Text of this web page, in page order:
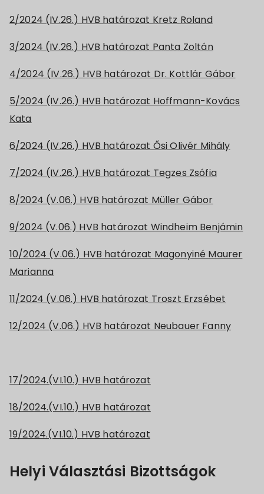
2/2024 (IV.26.) HVB határozat Kretz Roland
3/2024 (IV.26.) HVB határozat Panta Zoltán
4/2024 (IV.26.) HVB határozat Dr. Kottlár Gábor
5/2024 (IV.26.) HVB határozat Hoffmann-Kovács
Kata
6/2024 (IV.26.) HVB határozat Ősi Olivér Mihály
7/2024 (IV.26.) HVB határozat Tegzes Zsófia
8/2024 (V.06.) HVB határozat Müller Gábor
9/2024 (V.06.) HVB határozat Windheim Benjámin
10/2024 (V.06.) HVB határozat Magonyiné Maurer
Marianna
11/2024 (V.06.) HVB határozat Troszt Erzsébet
12/2024 (V.06.) HVB határozat Neubauer Fanny
17/2024.(VI.10.) HVB határozat
18/2024.(VI.10.) HVB határozat
19/2024.(VI.10.) HVB határozat
Helyi Választási Bizottságok